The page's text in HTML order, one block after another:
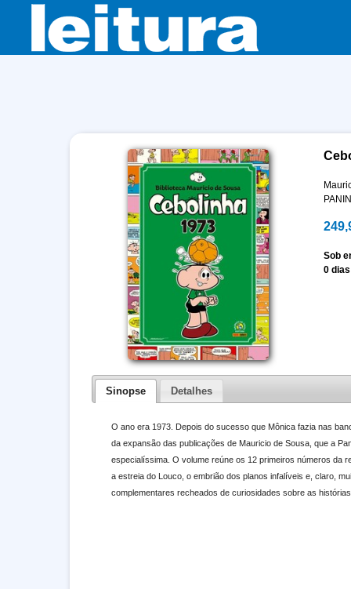
Sob
0 dias
Sinopse Detalhes
O ano era 1973. Depois do sucesso que Mônica fazia nas
da expansão das publicações de Mauricio de Sousa, que a
especialíssima. O volume reúne os 12 primeiros números da
a estreia do Louco, o embrião dos planos infalíveis e, claro,
complementares recheados de curiosidades sobre as